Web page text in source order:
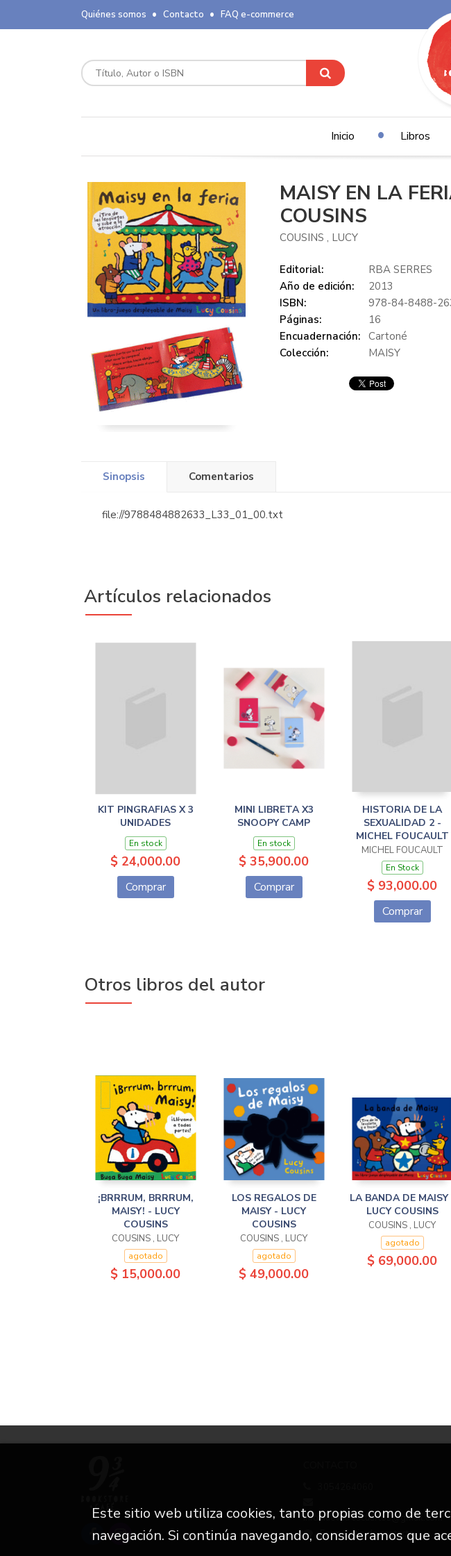
Quiénes somos Contacto FAQ e-commerce
Inicio Libros
MAISY EN LA
COUSINS
COUSINS , LUCY
Editorial:
RBA SERRES
Año de edición:
2013
ISBN:
978-84-8488-
Páginas:
16
Encuadernación:
Cartoné
Colección:
MAISY
Sinopsis Comentarios
file://9788484882633_L33_01_00.txt
Artículos relacionados
KIT PINGRAFIAS X 3
UNIDADES
En stock
$ 24,000.00
Comprar
MINI LIBRETA X3
SNOOPY CAMP
En stock
$ 35,900.00
Comprar
HISTORIA DE LA
SEXUALIDAD 2 -
MICHEL FOUCAULT
MICHEL FOUCAULT
En Stock
$ 93,000.00
Comprar
Otros libros del autor
¡BRRRUM, BRRRUM,
MAISY! - LUCY
COUSINS
COUSINS , LUCY
agotado
$ 15,000.00
LOS REGALOS DE
MAISY - LUCY
COUSINS
COUSINS , LUCY
agotado
$ 49,000.00
LA BANDA DE MAISY
LUCY COUSINS
COUSINS , LUCY
agotado
$ 69,000.00
info.nuevetrescuartos@gmail.com
Formulario de contacto
Este sitio web utiliza cookies, tanto propias como de
navegación. Si continúa navegando, consideramos que